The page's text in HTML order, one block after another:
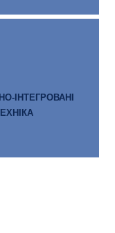
ІНТЕГРОВАНІ